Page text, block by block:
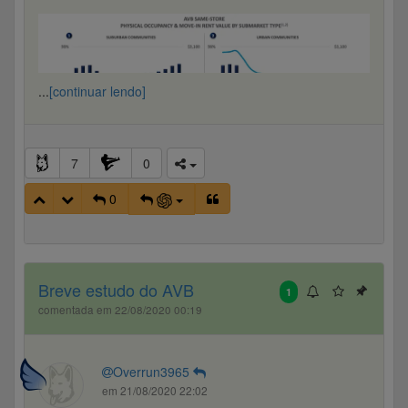
Source: AvalonBay Investor Presentation, April 2021
...[continuar lendo]
7
0
0
1
Breve estudo do AVB
comentada em 22/08/2020 00:19
Overrun3965
em 21/08/2020 22:02